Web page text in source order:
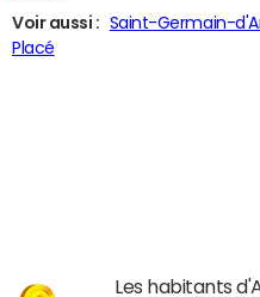
Voir aussi : Saint-Germain-
Placé
Les habitants